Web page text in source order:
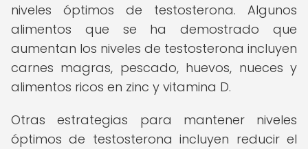
niveles óptimos de testosterona. Algunos
alimentos que se ha demostrado que
aumentan los niveles de testosterona incluyen
carnes magras, pescado, huevos, nueces y
alimentos ricos en zinc y vitamina D.
Otras estrategias para mantener niveles
óptimos de testosterona incluyen reducir el